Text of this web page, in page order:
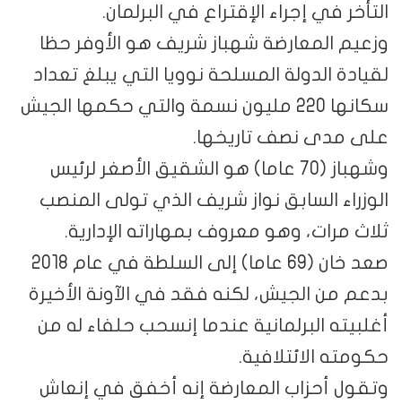
التأخر في إجراء الإقتراع في البرلمان.
وزعيم المعارضة شهباز شريف هو الأوفر حظا
لقيادة الدولة المسلحة نوويا التي يبلغ تعداد
سكانها 220 مليون نسمة والتي حكمها الجيش
على مدى نصف تاريخها.
وشهباز (70 عاما) هو الشقيق الأصغر لرئيس
الوزراء السابق نواز شريف الذي تولى المنصب
ثلاث مرات، وهو معروف بمهاراته الإدارية.
صعد خان (69 عاما) إلى السلطة في عام 2018
بدعم من الجيش، لكنه فقد في الآونة الأخيرة
أغلبيته البرلمانية عندما إنسحب حلفاء له من
حكومته الائتلافية.
وتقول أحزاب المعارضة إنه أخفق في إنعاش